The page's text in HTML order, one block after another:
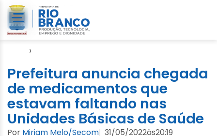
›
Prefeitura anuncia chegada
de medicamentos que
estavam faltando nas
Unidades Básicas de Saúde
Por Miriam Melo/Secom| 31/05/2022às20:19